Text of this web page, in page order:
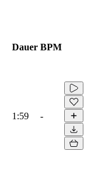
Dauer BPM
1:59 -